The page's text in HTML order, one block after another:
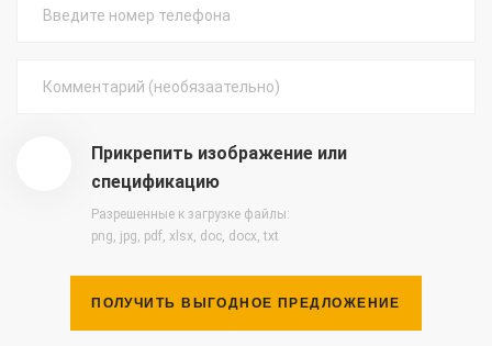
Прикрепить изображение или
спецификацию
Разрешенные к загрузке файлы:
png, jpg, pdf, xlsx, doc, docx, txt
ПОЛУЧИТЬ ВЫГОДНОЕ ПРЕДЛОЖЕНИЕ